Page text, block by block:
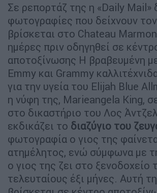
Σε ρεπορτάζ της η «Daily Mail»
φωτογραφίες που δείχνουν
βρίσκεται στο Chateau
ημέρες πριν οδηγηθεί σε
αποτοξίνωσης Η βραβευμένη
Emmy και Grammy
για την υγεία του Elijah Blue
η νύφη της, Marieangela King,
στο δικαστήριο του Λος
εκδικάζει το διαζύγιο του
φωτογραφία ο γιος της
ατημέλητος, ενώ σύμφωνα με
ο γιος της ζει στο ξενοδοχείο
τελευταίους έξι μήνες. Αυτή